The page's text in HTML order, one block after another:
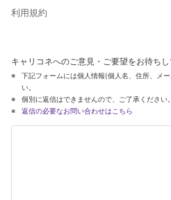
利用規約
キャリコネへのご意見・ご要望をお待ちし
下記フォームには個人情報(個人名、住所、メ
い。
個別に返信はできませんので、ご了承ください。
返信の必要なお問い合わせはこちら